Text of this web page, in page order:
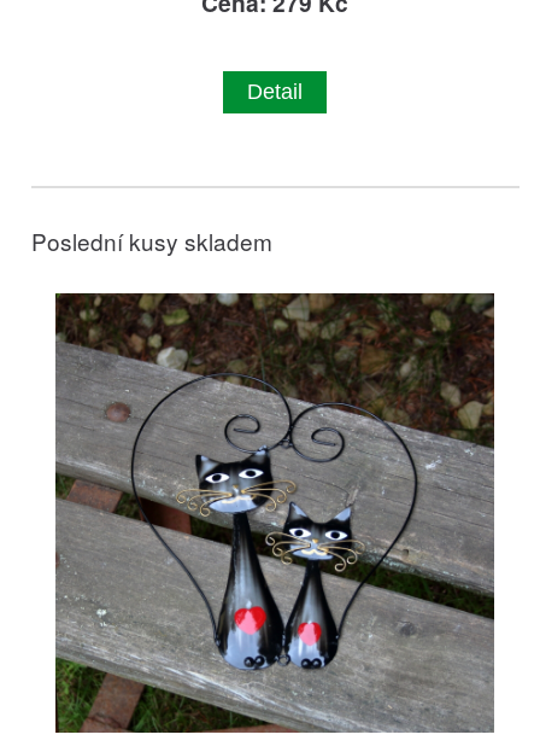
Detail
Poslední kusy skladem